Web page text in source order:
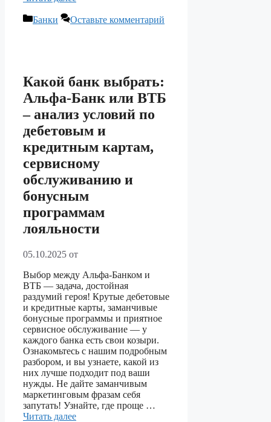
Рубрики
Банки Оставьте комментарий
Какой банк выбрать:
Альфа-Банк или ВТБ
– анализ условий по
дебетовым и
кредитным картам,
сервисному
обслуживанию и
бонусным
программам
лояльности
05.10.2025 от
Выбор между Альфа-Банком и
ВТБ — задача, достойная
раздумий героя! Крутые дебетовые
и кредитные карты, заманчивые
бонусные программы и приятное
сервисное обслуживание — у
каждого банка есть свои козыри.
Ознакомьтесь с нашим подробным
разбором, и вы узнаете, какой из
них лучше подходит под ваши
нужды. Не дайте заманчивым
маркетинговым фразам себя
запутать! Узнайте, где проще …
Читать далее